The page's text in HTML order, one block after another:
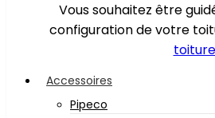
Vous souhaitez être
configuration de votre
toiture
Accessoires
Pipeco